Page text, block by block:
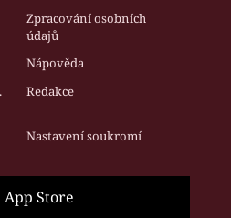
Zpracování osobních
údajů
Nápověda
Redakce
Nastavení soukromí
App Store